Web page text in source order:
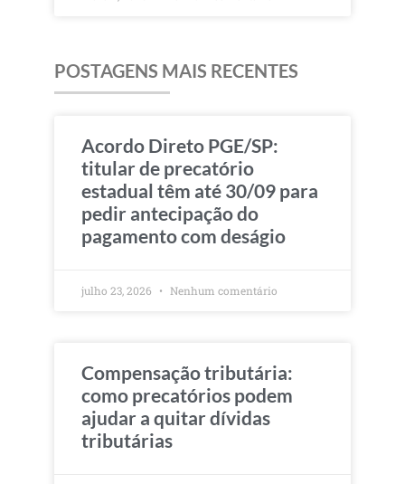
POSTAGENS MAIS RECENTES
Acordo Direto PGE/SP:
titular de precatório
estadual têm até 30/09 para
pedir antecipação do
pagamento com deságio
julho 23, 2026 Nenhum comentário
Compensação tributária:
como precatórios podem
ajudar a quitar dívidas
tributárias